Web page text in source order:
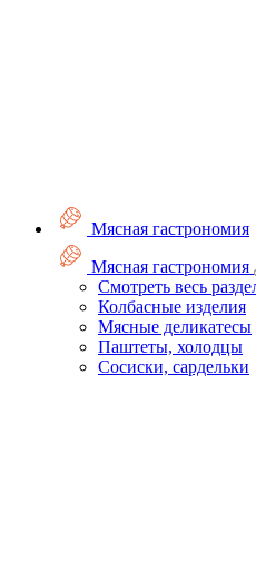
Мясная гастрономия
Мясная гастрономия
Смотреть весь
Колбасные изделия
Мясные деликатесы
Паштеты, холодцы
Сосиски, сардельки